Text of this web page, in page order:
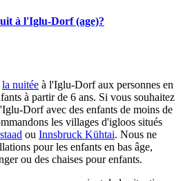
à l'Iglu-Dorf (age)?
la nuitée à l'Iglu-Dorf aux personnes en
à partir de 6 ans. Si vous souhaitez
Dorf avec des enfants de moins de
les villages d'igloos situés
ou Innsbruck Kühtai. Nous ne
pour les enfants en bas âge,
ou des chaises pour enfants.